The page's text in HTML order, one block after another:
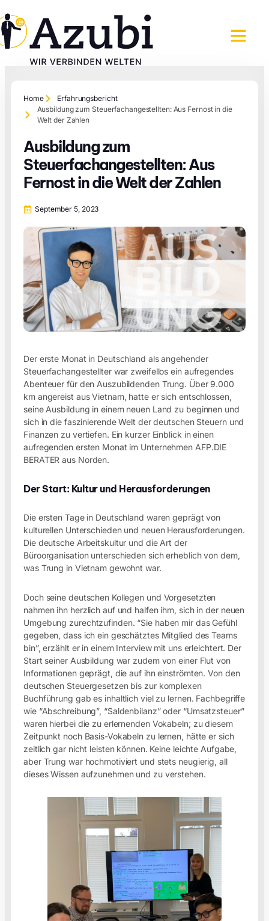
Home
Erfahrungsbericht
Ausbildung zum Steuerfachangestellten: Aus Fernost in die
Welt der Zahlen
Ausbildung zum
Steuerfachangestellten: Aus
Fernost in die Welt der Zahlen
September 5, 2023
Der erste Monat in Deutschland als angehender
Steuerfachangestellter war zweifellos ein aufregendes
Abenteuer für den Auszubildenden Trung. Über 9.000
km angereist aus Vietnam, hatte er sich entschlossen,
seine Ausbildung in einem neuen Land zu beginnen und
sich in die faszinierende Welt der deutschen Steuern und
Finanzen zu vertiefen. Ein kurzer Einblick in einen
aufregenden ersten Monat im Unternehmen AFP.DIE
BERATER aus Norden.
Der Start: Kultur und Herausforderungen
Die ersten Tage in Deutschland waren geprägt von
kulturellen Unterschieden und neuen Herausforderungen.
Die deutsche Arbeitskultur und die Art der
Büroorganisation unterschieden sich erheblich von dem,
was Trung in Vietnam gewohnt war.
Doch seine deutschen Kollegen und Vorgesetzten
nahmen ihn herzlich auf und halfen ihm, sich in der neuen
Umgebung zurechtzufinden. “Sie haben mir das Gefühl
gegeben, dass ich ein geschätztes Mitglied des Teams
bin”, erzählt er in einem Interview mit uns erleichtert. Der
Start seiner Ausbildung war zudem von einer Flut von
Informationen geprägt, die auf ihn einströmten. Von den
deutschen Steuergesetzen bis zur komplexen
Buchführung gab es inhaltlich viel zu lernen. Fachbegriffe
wie “Abschreibung”, “Saldenbilanz” oder “Umsatzsteuer”
waren hierbei die zu erlernenden Vokabeln; zu diesem
Zeitpunkt noch Basis-Vokabeln zu lernen, hätte er sich
zeitlich gar nicht leisten können. Keine leichte Aufgabe,
aber Trung war hochmotiviert und stets neugierig, all
dieses Wissen aufzunehmen und zu verstehen.